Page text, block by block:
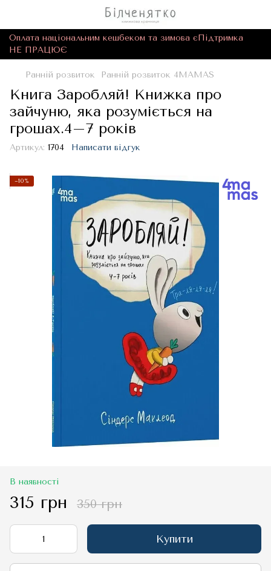
Оплата національним кешбеком та зимова єПідтримка
НЕ ПРАЦЮЄ
Ранній розвиток Ранній розвиток 4MAMAS
Книга Заробляй! Книжка про
зайчуню, яка розуміється на
грошах.4–7 років
Артикул: 1704 Написати відгук
−10%
В наявності
315 грн 350 грн
Купити